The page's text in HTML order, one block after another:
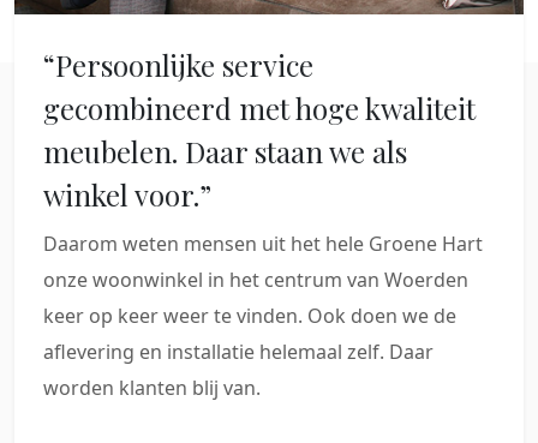
“Persoonlijke service
gecombineerd met hoge kwaliteit
meubelen. Daar staan we als
winkel voor.”
Daarom weten mensen uit het hele Groene Hart
onze woonwinkel in het centrum van Woerden
keer op keer weer te vinden. Ook doen we de
aflevering en installatie helemaal zelf. Daar
worden klanten blij van.